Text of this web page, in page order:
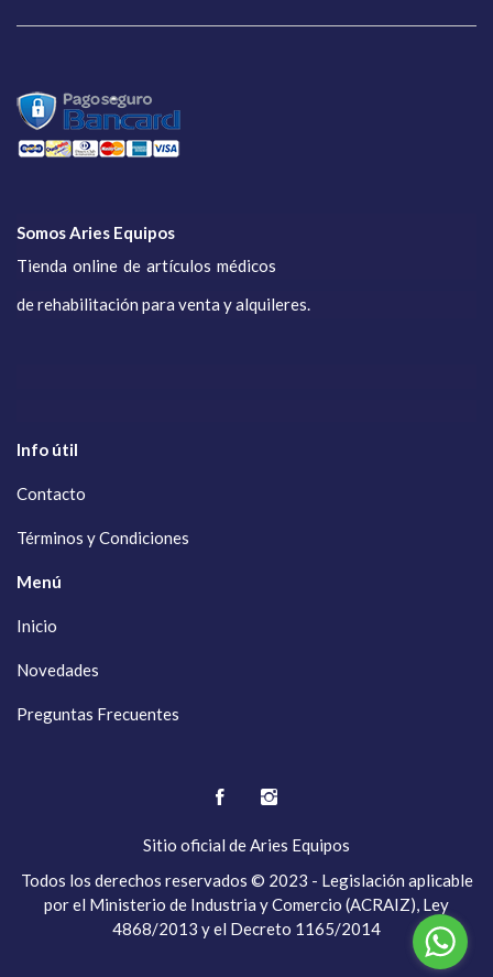
Somos Aries Equipos
Tienda online de artículos médicos
de rehabilitación para venta y alquileres.
Info útil
Contacto
Términos y Condiciones
Menú
Inicio
Novedades
Preguntas Frecuentes
Sitio oficial de Aries Equipos
Todos los derechos reservados © 2023 - Legislación aplicable
por el Ministerio de Industria y Comercio (ACRAIZ), Ley
4868/2013 y el Decreto 1165/2014